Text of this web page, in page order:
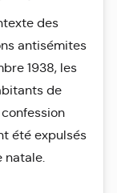
des
antisémites
1938, les
de
été expulsés
natale.